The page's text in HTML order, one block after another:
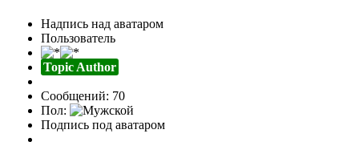
Надпись над аватаром
Пользователь
Topic Author
Сообщений: 70
Пол:
Подпись под аватаром